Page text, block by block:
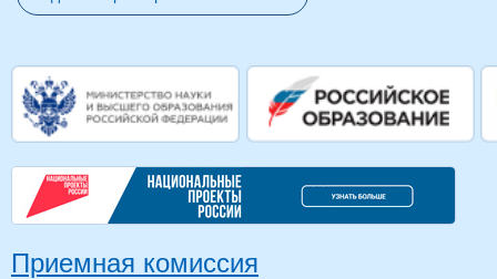
Приемная комиссия